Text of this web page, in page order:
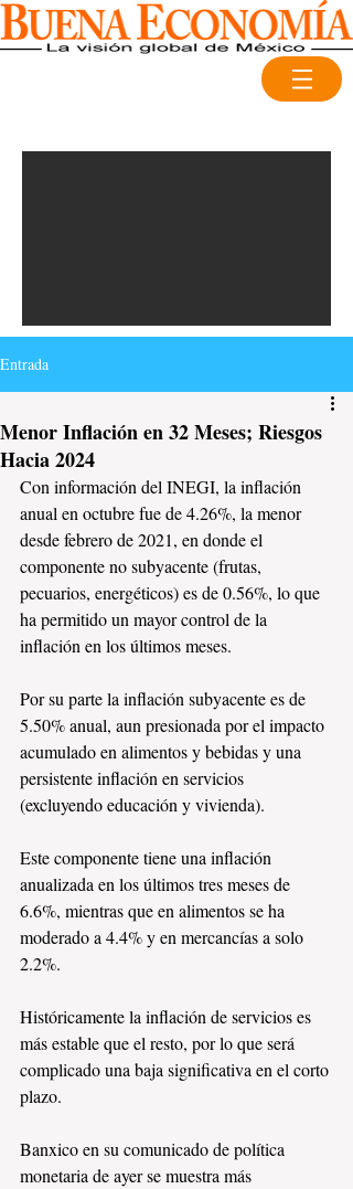
Entrada
Menor Inflación en 32 Meses; Riesgos
Hacia 2024
Con información del INEGI, la inflación
anual en octubre fue de 4.26%, la menor
desde febrero de 2021, en donde el
componente no subyacente (frutas,
pecuarios, energéticos) es de 0.56%, lo que
ha permitido un mayor control de la
inflación en los últimos meses.
Por su parte la inflación subyacente es de
5.50% anual, aun presionada por el impacto
acumulado en alimentos y bebidas y una
persistente inflación en servicios
(excluyendo educación y vivienda).
Este componente tiene una inflación
anualizada en los últimos tres meses de
6.6%, mientras que en alimentos se ha
moderado a 4.4% y en mercancías a solo
2.2%.
Históricamente la inflación de servicios es
más estable que el resto, por lo que será
complicado una baja significativa en el corto
plazo.
Banxico en su comunicado de política
monetaria de ayer se muestra más